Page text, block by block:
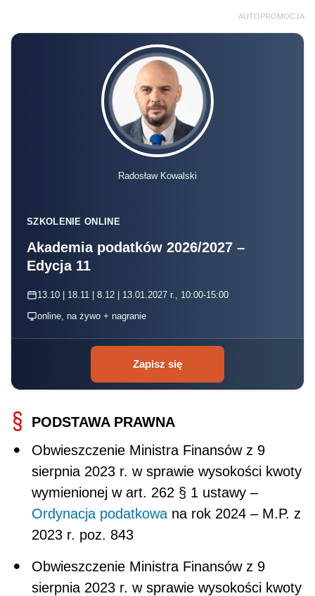
AUTOPROMOCJA
Radosław Kowalski
SZKOLENIE ONLINE
Akademia podatków 2026/2027 –
Edycja 11
13.10 | 18.11 | 8.12 | 13.01.2027 r., 10:00-15:00
online, na żywo + nagranie
Zapisz się
PODSTAWA PRAWNA
Obwieszczenie Ministra Finansów z 9
sierpnia 2023 r. w sprawie wysokości kwoty
wymienionej w art. 262 § 1 ustawy –
Ordynacja podatkowa na rok 2024 – M.P. z
2023 r. poz. 843
Obwieszczenie Ministra Finansów z 9
sierpnia 2023 r. w sprawie wysokości kwoty